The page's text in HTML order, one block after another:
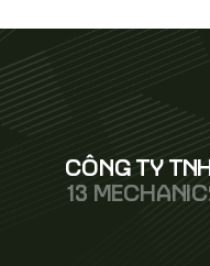
CÔNG TY
13